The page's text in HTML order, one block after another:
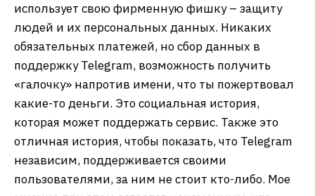
использует свою фирменную фишку – защиту
людей и их персональных данных. Никаких
обязательных платежей, но сбор данных в
поддержку Telegram, возможность получить
«галочку» напротив имени, что ты пожертвовал
какие-то деньги. Это социальная история,
которая может поддержать сервис. Также это
отличная история, чтобы показать, что Telegram
независим, поддерживается своими
пользователями, за ним не стоит кто-либо. Мое